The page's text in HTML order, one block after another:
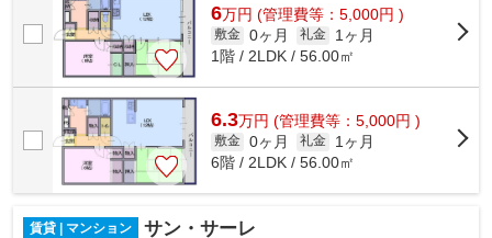
6万円 (管理費等：5,000円 )
敷金 0ヶ月 礼金
1ヶ月
1階 / 2LDK / 56.00㎡
6.3万円 (管理費等：5,000円 )
敷金 0ヶ月 礼金
1ヶ月
6階 / 2LDK / 56.00㎡
賃貸 | マンション サン・サーレ